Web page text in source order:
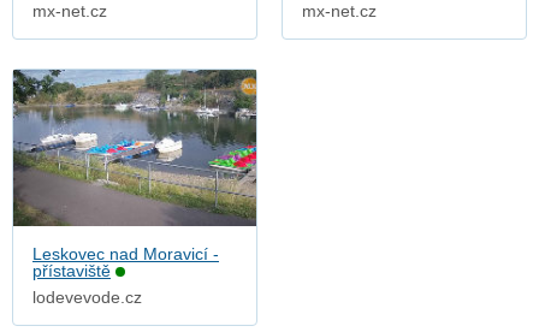
mx-net.cz
mx-net.cz
Leskovec nad Moravicí -
přístaviště
lodevevode.cz